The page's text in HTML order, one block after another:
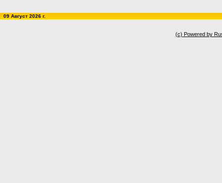
09 Август 2026 г.
(c) Powered by